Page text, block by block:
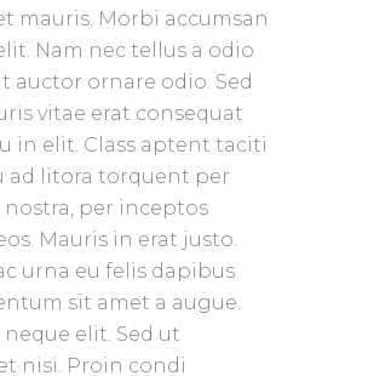
mauris. Morbi accumsan
Nam nec tellus a odio
auctor ornare odio. Sed
vitae erat consequat
in elit. Class aptent taciti
ad litora torquent per
per inceptos
Mauris in erat justo.
urna eu felis dapibus
sit amet a augue.
neque elit. Sed ut
nisi. Proin condi